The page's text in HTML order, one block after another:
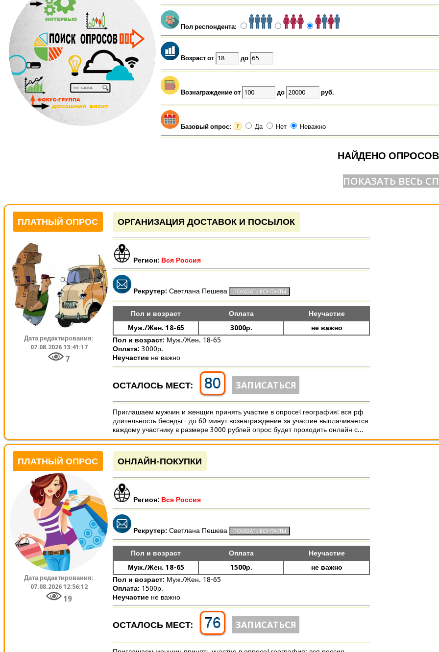
Пол респондента:
Возраст от до
Вознаграждение от до руб.
Базовый опрос: ? Да Нет Неважно
НАЙДЕНО
ПОКАЗАТЬ ВЕСЬ
ПЛАТНЫЙ ОПРОС
Дата редактирования:
07.08.2026 13:41:17
7
ОРГАНИЗАЦИЯ ДОСТАВОК И ПОСЫЛОК
Регион: Вся Россия
Рекрутер: Светлана Пешева
Пол и возраст Оплата
Неучастие
Муж./Жен. 18-65
3000р.
не важно
Пол и возраст: Муж./Жен. 18-65
Оплата: 3000р.
Неучастие не важно
ОСТАЛОСЬ МЕСТ: 80 ЗАПИСАТЬСЯ
Приглашаем мужчин и женщин принять участие в опросе! география: вся рф
длительность беседы - до 60 минут вознаграждение за участие выплачивается
каждому участнику в размере 3000 рублей опрос будет проходить онлайн с...
ПЛАТНЫЙ ОПРОС
Дата редактирования:
07.08.2026 12:56:12
19
ОНЛАЙН-ПОКУПКИ
Регион: Вся Россия
Рекрутер: Светлана Пешева
Пол и возраст Оплата
Неучастие
Муж./Жен. 18-65
1500р.
не важно
Пол и возраст: Муж./Жен. 18-65
Оплата: 1500р.
Неучастие не важно
ОСТАЛОСЬ МЕСТ: 76 ЗАПИСАТЬСЯ